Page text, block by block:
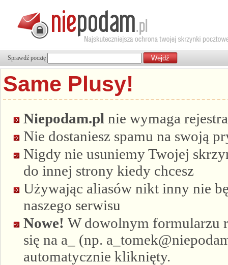
Sprawdź pocztę
Same Plusy!
Niepodam.pl nie wymaga
Nie dostaniesz spamu na swoją
Nigdy nie usuniemy Twojej
do innej strony kiedy chcesz
Używając aliasów nikt inny nie
naszego serwisu
Nowe! W dowolnym formularzu
się na a_ (np.
automatycznie kliknięty.